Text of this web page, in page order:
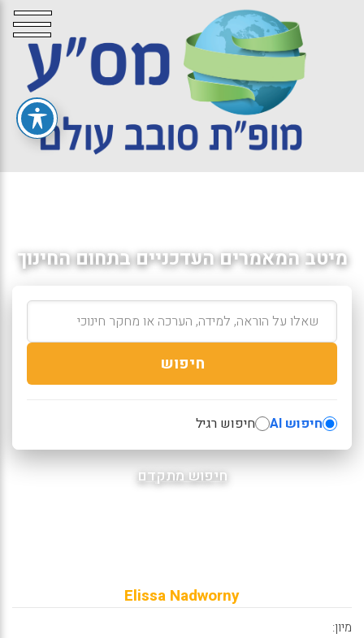
מיטב המאמרים העדכניים בתחום החינוך
חיפוש
חיפוש AI חיפוש רגיל
חיפוש מתקדם
Elissa Nadworny
מיון: